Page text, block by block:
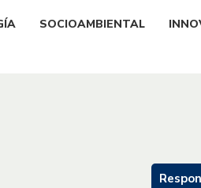
SOCIOAMBIENTAL